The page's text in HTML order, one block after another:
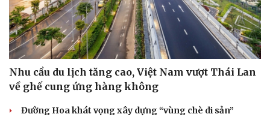
Nhu cầu du lịch tăng cao, Việt Nam vượt Thái Lan
về ghế cung ứng hàng không
Đường Hoa khát vọng xây dựng “vùng chè di sản”